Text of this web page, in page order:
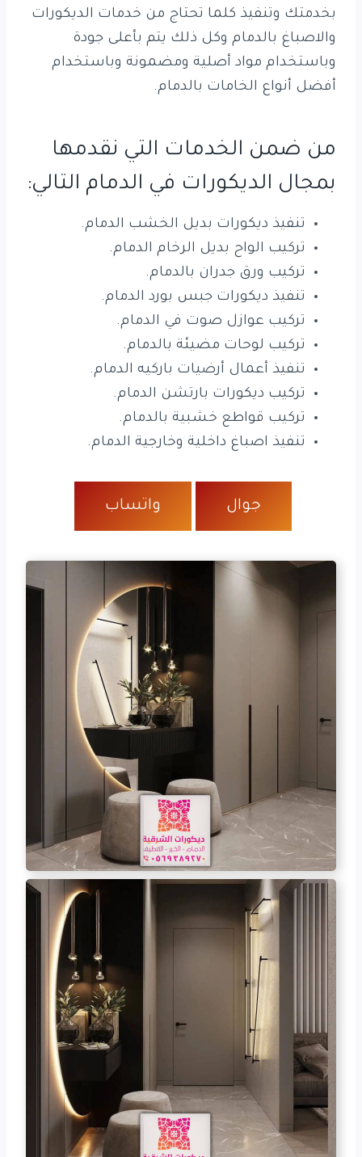
بخدمتك وتنفيذ كلما تحتاج من خدمات الديكورات
والاصباغ بالدمام وكل ذلك يتم بأعلى جودة
وباستخدام مواد أصلية ومضمونة وباستخدام
أفضل أنواع الخامات بالدمام.
من ضمن الخدمات التي نقدمها
بمجال الديكورات في الدمام التالي:
تنفيذ ديكورات بديل الخشب الدمام.
تركيب الواح بديل الرخام الدمام.
تركيب ورق جدران بالدمام.
تنفيذ ديكورات جبس بورد الدمام.
تركيب عوازل صوت في الدمام.
تركيب لوحات مضيئة بالدمام.
تنفيذ أعمال أرضيات باركيه الدمام.
تركيب ديكورات بارتشن الدمام.
تركيب قواطع خشبية بالدمام.
تنفيذ اصباغ داخلية وخارجية الدمام.
جوال واتساب